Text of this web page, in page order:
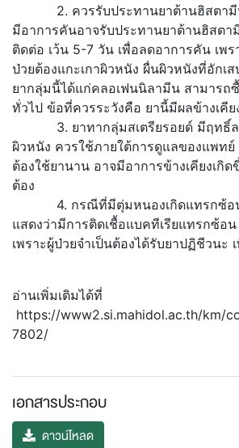
2. ควรรับประทานยาต้านฮิสตามีน
มีอาการคันอาจรับประทานยาต้านฮิสต
ติดต่อ เว้น 5-7 วัน เพื่อลดอาการคัน เพ
ป่วยต้องแกะเกาผิวหนัง ผื่นผิวหนังที่อักเส
ยากลุ่มนี้ได้แก่คลอเฟนนิลามีน สามารถ
ทั่วไป ข้อที่ควรระวังคือ ยานี้มีผลข้างเคี
3. ยาทากลุ่มสเตรียรอยด์ มีฤทธิ์ลด
ผิวหนัง ควรใช้ภายใต้การดูแลของแพทย์
ต้องใช้ยานาน อาจมีอาการข้างเคียงเกิ
ต้อง
4. กรณีที่มีตุ่มหนองเกิดแทรกซ้อน
แสดงว่ามีการติดเชื้อแบคทีเรียแทรกซ้อ
เพราะผู้ป่วยจำเป็นต้องได้รับยาปฏิชีวนะ
อ่านเพิ่มเติมได้ที่
https://www2.si.mahidol.ac.th/km/
7802/
เอกสารประกอบ
ดาวน์โหลด